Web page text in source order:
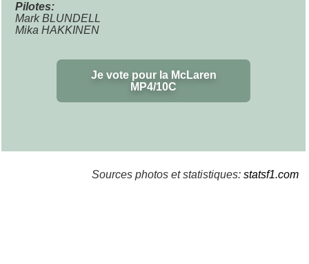
Pilotes:
Mark BLUNDELL
Mika HAKKINEN
Je vote pour la McLaren
MP4/10C
Sources photos et statistiques: statsf1.com